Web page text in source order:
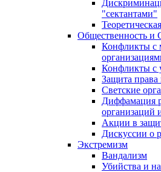
"сектантами"
Общественность
Конфликты с
Конфликты с
Защита права
Светские
Диффамация
Акции в
Дискуссии о
Экстремизм
Вандализм
Убийства и